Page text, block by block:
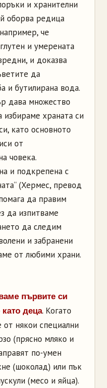
и хранителни
оборва редица
че
и умерената
и доказва
да
и бутилирана вода.
дава множество
избираме храната си
като основното
от
човека.
и подкрепена с
(Хермес, превод
да правим
да изпитваме
да следим
и забранени
от любими храни.
първите си
деца. Когато
от някои специални
(прясно мляко и
по-умен
(шоколад) или пък
(месо и яйца).